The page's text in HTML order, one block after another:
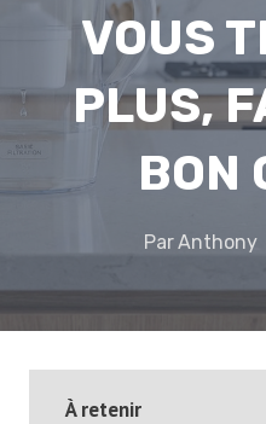
VOUS
PLUS,
BON
ParAnthony
À retenir